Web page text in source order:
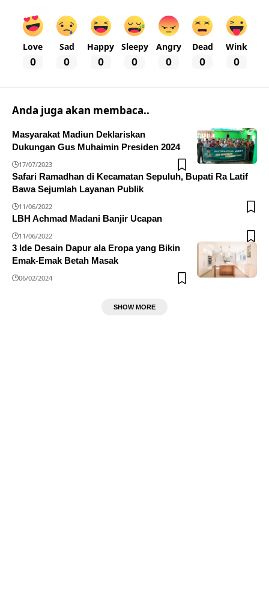
Love
0
Sad
0
Happy
0
Sleepy
0
Angry
0
Dead
0
Wink
0
Anda juga akan membaca..
Masyarakat Madiun Deklariskan
Dukungan Gus Muhaimin Presiden 2024
17/07/2023
Safari Ramadhan di Kecamatan Sepuluh, Bupati Ra Latif
Bawa Sejumlah Layanan Publik
11/06/2022
LBH Achmad Madani Banjir Ucapan
11/06/2022
3 Ide Desain Dapur ala Eropa yang Bikin
Emak-Emak Betah Masak
06/02/2024
SHOW MORE